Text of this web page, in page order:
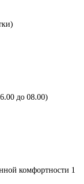
до 08.00)
комфортности 1